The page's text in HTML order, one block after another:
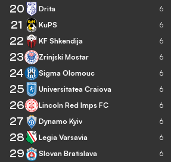
20 Drita 6
21 KuPS 6
22 KF Shkendija 6
23 Zrinjski Mostar 6
24 Sigma Olomouc 6
25 Universitatea Craiova 6
26 Lincoln Red Imps FC 6
27 Dynamo Kyiv 6
28 Legia Varsavia 6
29 Slovan Bratislava 6